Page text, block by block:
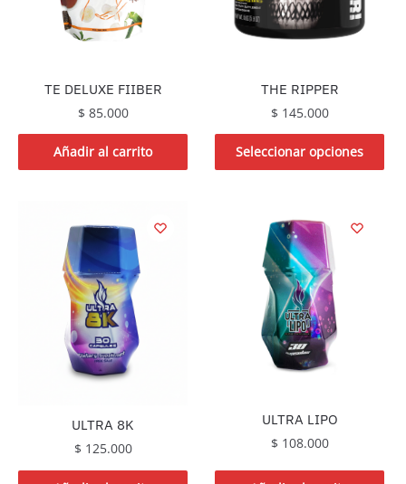
TE DELUXE FIIBER
$ 85.000
Añadir al carrito
THE RIPPER
$ 145.000
Seleccionar opciones
Este
producto
variantes.
Las
opciones
se
pueden
elegir
en
de
producto
ULTRA 8K
$ 125.000
ULTRA LIPO
$ 108.000